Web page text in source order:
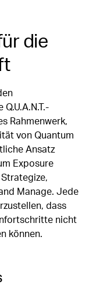
die
Rahmenwerk,
von Quantum
Ansatz
Exposure
Strategize,
Manage. Jede
dass
nicht
können.